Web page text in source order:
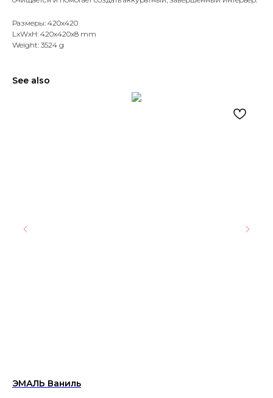
Размеры: 420x420
LxWxH: 420x420x8 mm
Weight: 3524 g
See also
ЭМАЛЬ Ваниль